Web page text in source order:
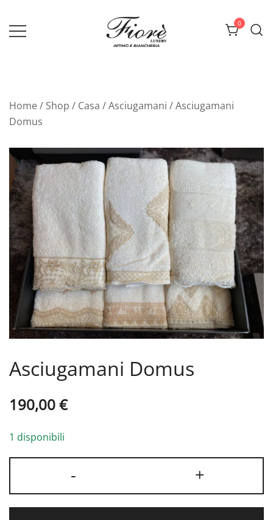
contenuto
0
Home/ Shop / Casa /Asciugamani / Asciugamani
Domus
Asciugamani Domus
190,00€
1 disponibili
-
quantità
+